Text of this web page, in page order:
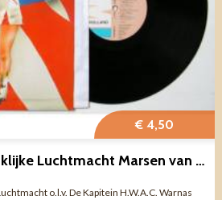
€ 4,50
Kapel van de Koninklijke Luchtmacht Marsen van John Philip Sousa
o.l.v. De Kapitein H.W.A.C. Warnas